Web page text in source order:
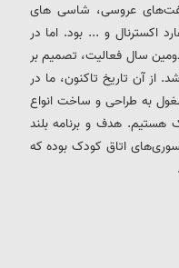
عروسی، شاسی های
اکسترنال و ... بود. اما در
با شروع دومین سال فعالیت، تصمیم بر
از آن تاریخ تاکنون، ما در
به طراحی و ساخت انواع
هستیم. هدف و برنامه بلند
اتاق کودک بوده که